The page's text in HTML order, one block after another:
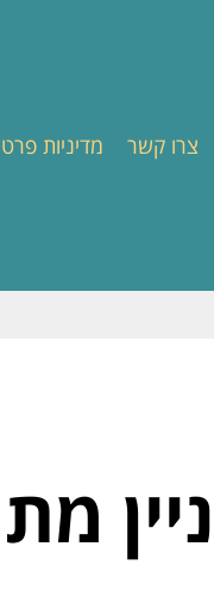
צרו קשר מדיניות